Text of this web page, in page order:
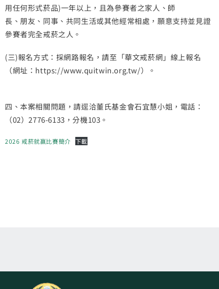
用任何形式菸品)一年以上，且為參賽者之家人、師
長、朋友、同事、共同生活或其他經常相處，願意支持並見證
參賽者完全戒菸之人。
(三)報名方式：採網路報名，請至「華文戒菸網」線上報名
（網址：https://www.quitwin.org.tw/）。
四、本案相關問題，請逕洽董氏基金會石宜慧小姐，電話：
（02）2776-6133，分機103。
2026 戒菸就贏比賽簡介 下載